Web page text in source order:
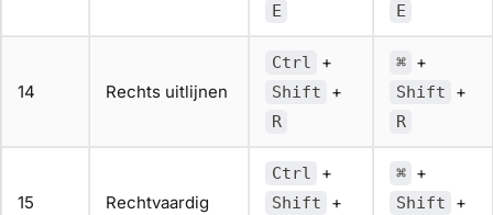
E E
14 Rechts uitlijnen
Ctrl +
Shift +
R
⌘ +
Shift +
R
15 Rechtvaardig
Ctrl +
Shift +
⌘ +
Shift +